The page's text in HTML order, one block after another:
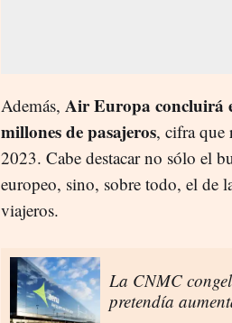
Además, Air Europa concluirá
millones de pasajeros, cifra que
2023. Cabe destacar no sólo el
europeo, sino, sobre todo, el de
viajeros.
La CNMC
pretendía